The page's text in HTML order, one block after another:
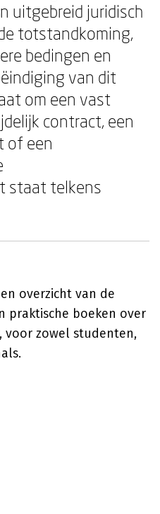
uitgebreid juridisch
totstandkoming,
bedingen en
van dit
om een vast
contract, een
of een
staat telkens
overzicht van de
praktische boeken over
voor zowel studenten,